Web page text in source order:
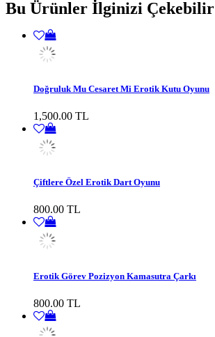
Bu Ürünler İlginizi Çekebilir
Doğruluk Mu Cesaret Mi Erotik Kutu Oyunu
1,500.00 TL
Çiftlere Özel Erotik Dart Oyunu
800.00 TL
Erotik Görev Pozizyon Kamasutra Çarkı
800.00 TL